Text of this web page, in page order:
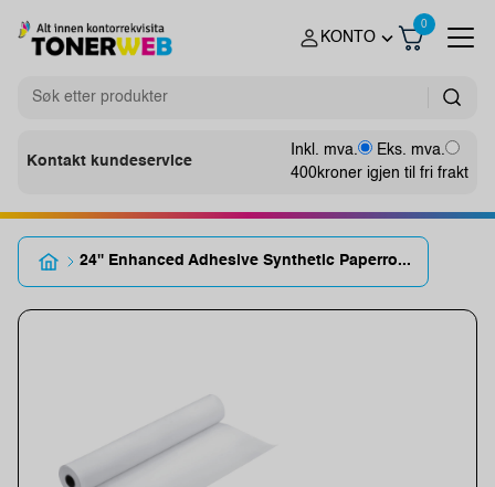
KONTO
0
Kontakt kundeservice
Inkl. mva.
Eks. mva.
400kroner igjen til fri frakt
24'' Enhanced Adhesive Synthetic Paperro...